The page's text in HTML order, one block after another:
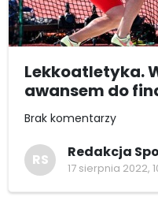
Lekkoatletyka.
awansem do
Brak komentarzy
RS Redakcja
17 sierpnia 2022,